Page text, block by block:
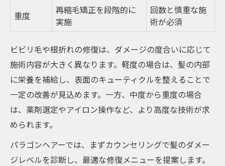
重度
再縮毛矯正を段階的に
実施
回数と慎重な施
術が必須
ビビリ毛や根折れの修復は、ダメージの度合いに応じて
施術内容が大きく異なります。軽度の場合は、髪の内部
に栄養を補給し、表面のキューティクルを整えることで
一定の改善が見込めます。一方、中度から重度の場合
は、薬剤選定やアイロン操作など、より高度な技術が求
められます。
パラゴンヘアーでは、まずカウンセリングで髪のダメー
ジレベルを診断し、最適な修復メニューを提案します。